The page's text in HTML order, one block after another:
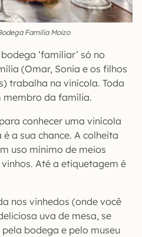
Familia Moizo
‘familiar’ só no
(Omar, Sonia e os filhos
trabalha na vinícola. Toda
membro da família.
conhecer uma vinícola
a sua chance. A colheita
uso mínimo de meios
Até a etiquetagem é
nos vinhedos (onde você
uva de mesa, se
bodega e pelo museu